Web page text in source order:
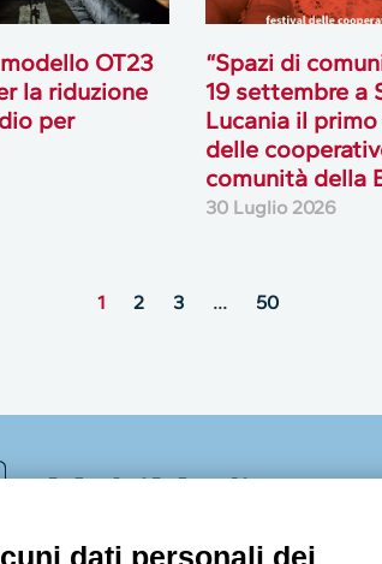
OT23
la riduzione
per
“Spazi di
19 settembre a
Lucania il
delle
comunità della
30 Luglio 2026
1 2 3 … 50
MultiMedia
dati personali dei